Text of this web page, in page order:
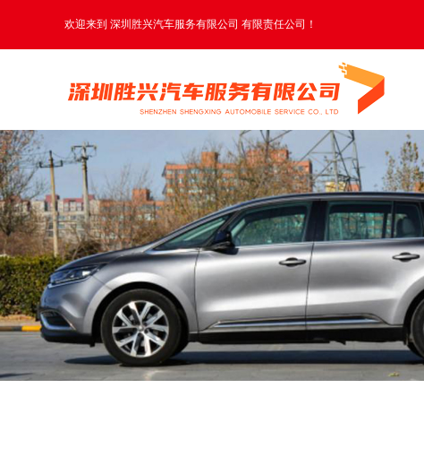
欢迎来到 深圳胜兴汽车服务有限公司 有限责任公司！